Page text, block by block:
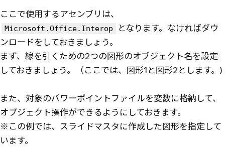
ここで使用するアセンブリは、
Microsoft.Office.Interop
となります。なければダウ
ンロードをしておきましょう。
まず、線を引くための2つの図形のオブジェクト名を設定
しておきましょう。（ここでは、図形1と図形2とします。)
また、対象のパワーポイントファイルを変数に格納して、
オブジェクト操作ができるようにしておきます。
※この例では、スライドマスタに作成した図形を指定して
います。